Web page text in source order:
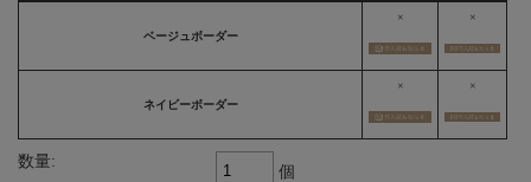
ベージュボーダー
× ×
ネイビーボーダー
× ×
数量:
個